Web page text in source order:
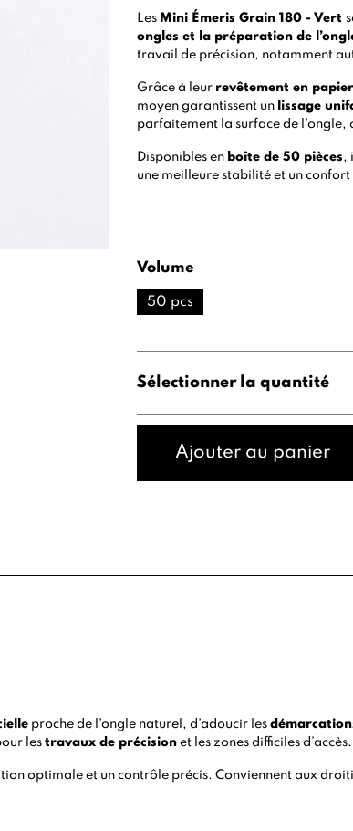
Les Mini Émeris Grain 180 - Vert
ongles et la préparation de
travail de précision, notamment
Grâce à leur revêtement en
moyen garantissent un lissage
parfaitement la surface de l’ongle,
Disponibles en boîte de 50 pièces,
une meilleure stabilité et un
Volume
50 pcs
Sélectionner la quantité
Ajouter au panier
proche de l’ongle naturel, d’adoucir les
lestravaux de précision et les zones difficiles d’accès.
optimale et un contrôle précis. Conviennent aux